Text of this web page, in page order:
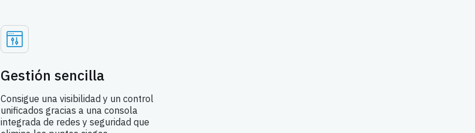
Gestión sencilla
Consigue una visibilidad y un control
unificados gracias a una consola
integrada de redes y seguridad que